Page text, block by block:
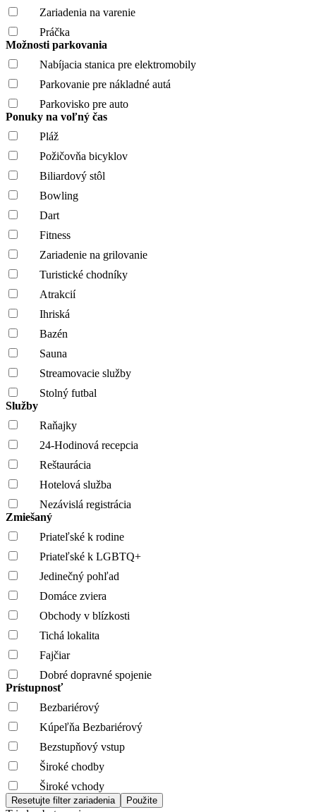
Zariadenia na varenie
Práčka
Možnosti parkovania
Nabíjacia stanica pre elektromobily
Parkovanie pre nákladné autá
Parkovisko pre auto
Ponuky na voľný čas
Pláž
Požičovňa bicyklov
Biliardový stôl
Bowling
Dart
Fitness
Zariadenie na grilovanie
Turistické chodníky
Atrakcií
Ihriská
Bazén
Sauna
Streamovacie služby
Stolný futbal
Služby
Raňajky
24-Hodinová recepcia
Reštaurácia
Hotelová služba
Nezávislá registrácia
Zmiešaný
Priateľské k rodine
Priateľské k LGBTQ+
Jedinečný pohľad
Domáce zviera
Obchody v blízkosti
Tichá lokalita
Fajčiar
Dobré dopravné spojenie
Prístupnosť
Bezbariérový
Kúpeľňa Bezbariérový
Bezstupňový vstup
Široké chodby
Široké vchody